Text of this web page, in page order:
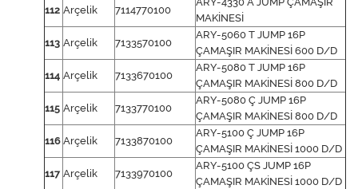
112 Arçelik 7114770100
MAKİNESİ
113 Arçelik 7133570100
ARY-5060 T JUMP 16P
ÇAMAŞIR MAKİNESİ 600 D/D
114 Arçelik 7133670100
ARY-5080 T JUMP 16P
ÇAMAŞIR MAKİNESİ 800 D/D
115 Arçelik 7133770100
ARY-5080 Ç JUMP 16P
ÇAMAŞIR MAKİNESİ 800 D/D
116 Arçelik 7133870100
ARY-5100 Ç JUMP 16P
ÇAMAŞIR MAKİNESİ 1000 D/D
117 Arçelik 7133970100
ARY-5100 ÇS JUMP 16P
ÇAMAŞIR MAKİNESİ 1000 D/D